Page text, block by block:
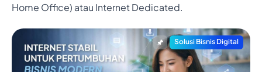
Home Office) atau Internet Dedicated.
Solusi Bisnis Digital